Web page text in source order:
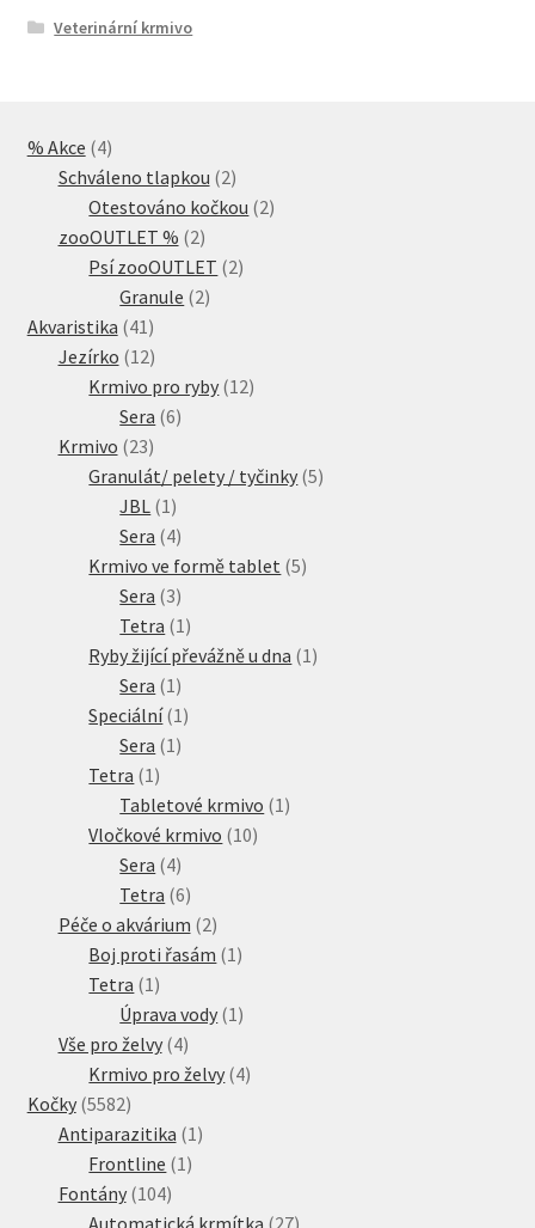
Veterinární krmivo
% Akce 44
produkty
Schváleno tlapkou 22
produkty
Otestováno kočkou 22
zooOUTLET % 22
produkty
Psí zooOUTLET 22
Granule 22
Akvaristika 41 41
produktů
Jezírko 1212
produktů
Krmivo pro ryby 1212
Sera 66
Krmivo 2323
produktů
Granulát/ pelety / tyčinky 55
JBL 1 1
produkt
Sera 44
produkty
Krmivo ve formě tablet 55
Sera 33
produkty
Tetra 1 1
produkt
Ryby žijící převážně u dna 1 1
Sera 1 1
produkt
Speciální 1 1
Sera 1 1
Tetra 1 1
produkt
Tabletové krmivo 1 1
Vločkové krmivo 1010
Sera 44
produkty
Tetra 66
produktů
Péče o akvárium 22
produkty
Boj proti řasám 1 1
Tetra 1 1
produkt
Úprava vody 1 1
Vše pro želvy 44
produkty
Krmivo pro želvy 44
Kočky 55825582
produktů
Antiparazitika 1 1
Frontline 1 1
Fontány 104104
produktů
Automatická krmítka 2727